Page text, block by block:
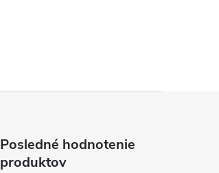
Posledné hodnotenie
produktov